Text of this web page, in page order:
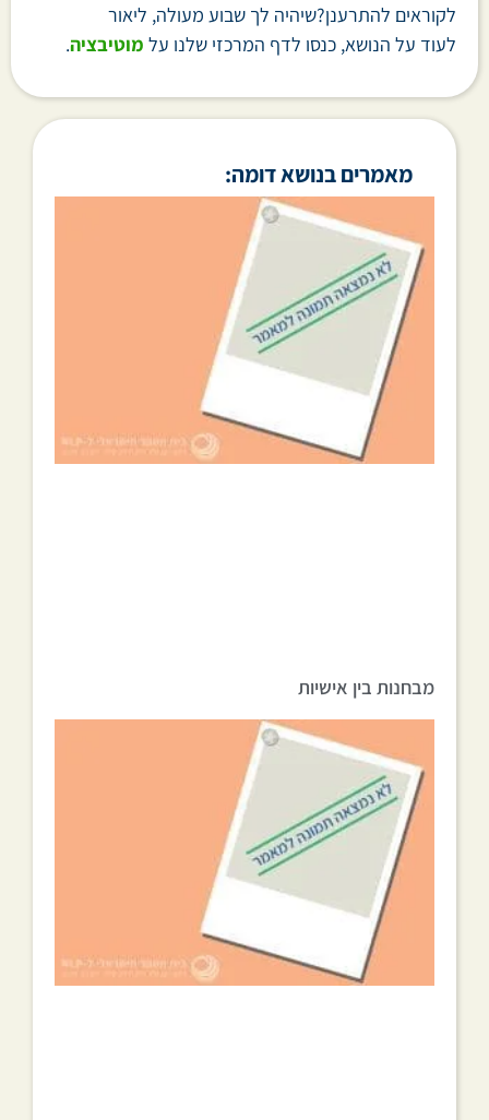
לקוראים להתרענן?שיהיה לך שבוע מעולה, ליאור
לעוד על הנושא, כנסו לדף המרכזי שלנו על מוטיבציה.
מאמרים בנושא דומה:
מבחנות בין אישיות